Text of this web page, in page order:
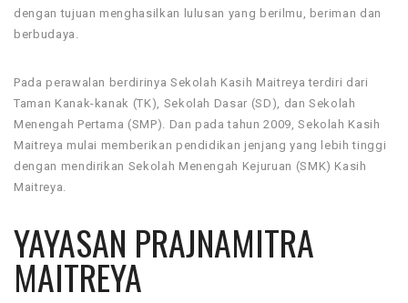
dengan tujuan menghasilkan lulusan yang berilmu, beriman dan
berbudaya.
Pada perawalan berdirinya Sekolah Kasih Maitreya terdiri dari
Taman Kanak-kanak (TK), Sekolah Dasar (SD), dan Sekolah
Menengah Pertama (SMP). Dan pada tahun 2009, Sekolah Kasih
Maitreya mulai memberikan pendidikan jenjang yang lebih tinggi
dengan mendirikan Sekolah Menengah Kejuruan (SMK) Kasih
Maitreya.
YAYASAN PRAJNAMITRA
MAITREYA